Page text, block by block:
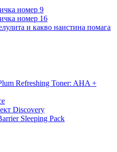
номер 9
номер 16
и какво наистина помага
Refreshing Toner: AHA +
Discovery
Sleeping Pack